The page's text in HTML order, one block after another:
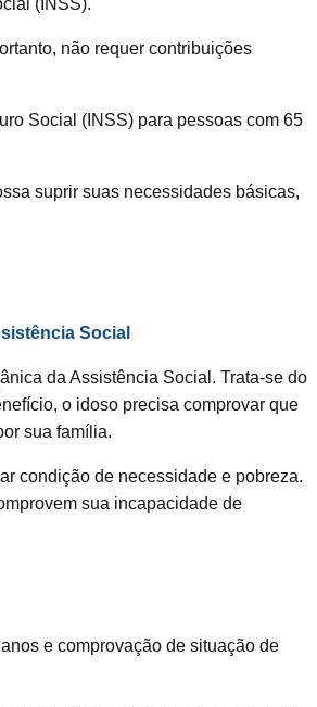
não requer contribuições
Social (INSS) para pessoas com 65
suprir suas necessidades básicas,
Social
da Assistência Social. Trata-se do
o idoso precisa comprovar que
sua família.
condição de necessidade e pobreza.
sua incapacidade de
e comprovação de situação de